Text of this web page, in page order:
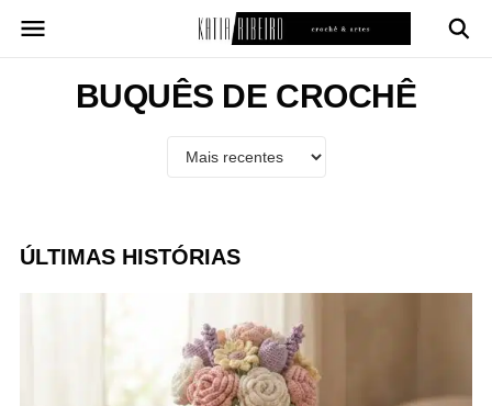
para
BUQUÊS DE CROCHÊ
ÚLTIMAS HISTÓRIAS